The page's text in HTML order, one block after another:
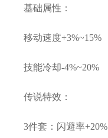
基础属性：
移动速度+3%~15%
技能冷却-4%~20%
传说特效：
3件套：闪避率+20%